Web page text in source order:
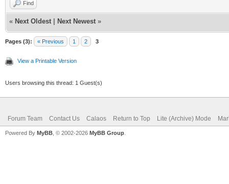
Find
« Next Oldest Next Newest »
Pages (3): « Previous 1 2 3
View a Printable Version
Users browsing this thread: 1 Guest(s)
Forum Team Contact Us Calaos Return to Top Lite (Archive) Mode
Powered By MyBB , © 2002-2026 MyBB Group